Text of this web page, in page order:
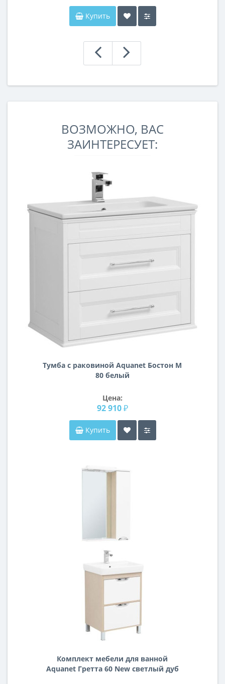
Купить
ВОЗМОЖНО, ВАС
ЗАИНТЕРЕСУЕТ:
Тумба с раковиной Aquanet Бостон М
80 белый
Цена:
92 910 ₽
Купить
Комплект мебели для ванной
Aquanet Гретта 60 New светлый дуб